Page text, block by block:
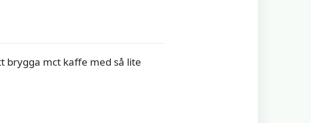
brygga mct kaffe med så lite